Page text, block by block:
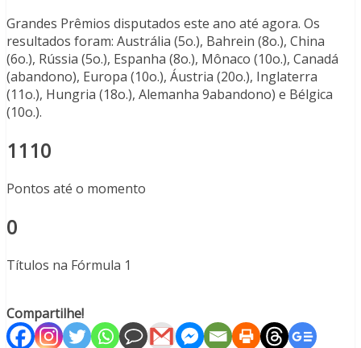
Grandes Prêmios disputados este ano até agora. Os
resultados foram: Austrália (5o.), Bahrein (8o.), China
(6o.), Rússia (5o.), Espanha (8o.), Mônaco (10o.), Canadá
(abandono), Europa (10o.), Áustria (20o.), Inglaterra
(11o.), Hungria (18o.), Alemanha 9abandono) e Bélgica
(10o.).
1110
Pontos até o momento
0
Títulos na Fórmula 1
Compartilhe!